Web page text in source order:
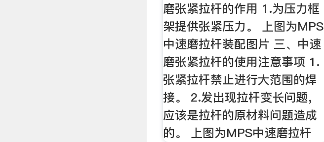
磨张紧拉杆的作用 1.为压力框
架提供张紧压力。 上图为MPS
中速磨拉杆装配图片 三、中速
磨张紧拉杆的使用注意事项 1.
张紧拉杆禁止进行大范围的焊
接。 2.发出现拉杆变长问题，
应该是拉杆的原材料问题造成
的。 上图为MPS中速磨拉杆